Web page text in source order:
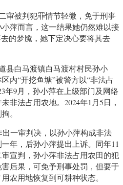
审被判犯罪情节轻微，免于刑事
萍而言，这一结果她仍然难以接
的梦魇，她下定决心要将其去
县白马渡镇白马渡村村民孙小
内“开挖鱼塘”被警方以“非法占
年9月，孙小萍在上级部门及网络
非法占用农地。2024年1月5日，
。
一审判决，以孙小萍构成非法
年，后孙小萍提出上诉。同年11
宣判，孙小萍非法占用农田的犯
后果，可免予刑事处罚，但要于
农用地恢复到可耕种状态。